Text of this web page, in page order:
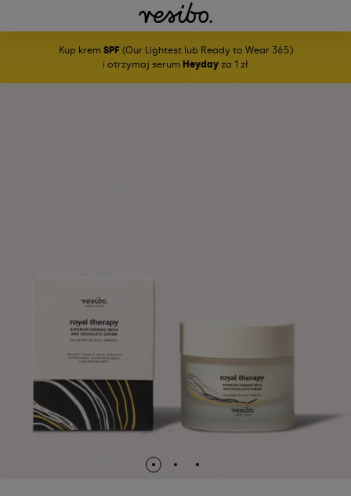
Kup kremSPF (Our Lightest lub Ready to Wear 365)
i otrzymaj serum Heyday za 1 zł